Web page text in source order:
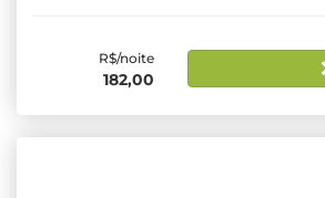
R$/noite
182,00